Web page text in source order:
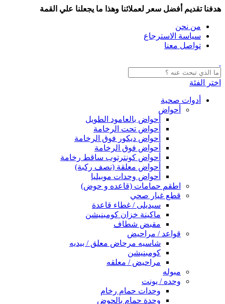
هدفنا تقديم أفضل سعر لعملائنا وهذا ما يجعلنا علي القمة
من نحن
سياسة الاسترجاع
تواصل معنا
اختر الفئة
أدوات صحية
أحواض
أحواض بالعامود الطويل
أحواض تحت الرخامة
أحواض ديكور فوق الرخامة
أحواض فوق الرخامة
أحواض كونترتوب ساقط رخامة
أحواض معلقة (نصف ركبة)
أحواض وحدات موبيليا
اطقم حمامات (قاعده و حوض)
قطع غيار صحي
سيديلى / غطاء قاعدة
ماكينة خزان كومبنيشن
مقبض شطاف
قواعد / مراحيض
شاسيه مرحاض معلق / بيديه
كومبنيشن
مراحيض / معلقه
مبوله
وحده / يونت
وحدات حمام رخام
وحدة حمام بالحوض